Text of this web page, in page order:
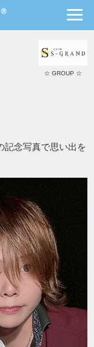
☆ GROUP ☆
念写真で思い出を